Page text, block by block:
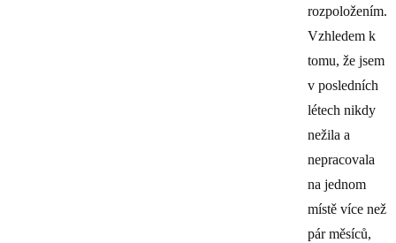
rozpoložením.
Vzhledem k
tomu, že jsem
v posledních
létech nikdy
nežila a
nepracovala
na jednom
místě více než
pár měsíců,